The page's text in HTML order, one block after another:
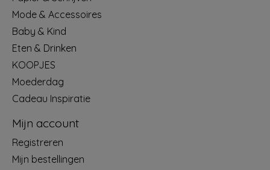
Mode & Accessoires
Baby & Kind
Eten & Drinken
KOOPJES
Moederdag
Cadeau Inspiratie
Mijn account
Registreren
Mijn bestellingen